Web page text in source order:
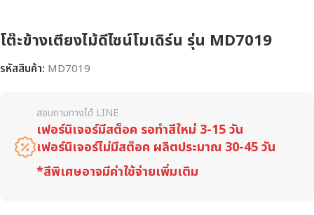
โต๊ะข้างเตียงไม้ดีไซน์โมเดิร์น รุ่น MD7019
รหัสสินค้า: MD7019
สอบถามทางได้ LINE
เฟอร์นิเจอร์มีสต็อค รอทำสีใหม่ 3-15 วัน
เฟอร์นิเจอร์ไม่มีสต็อค ผลิตประมาณ 30-45 วัน
*สีพิเศษอาจมีค่าใช้จ่ายเพิ่มเติม